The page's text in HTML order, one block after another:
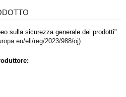
sulla sicurezza generale dei prodotti"
eli/reg/2023/988/oj)